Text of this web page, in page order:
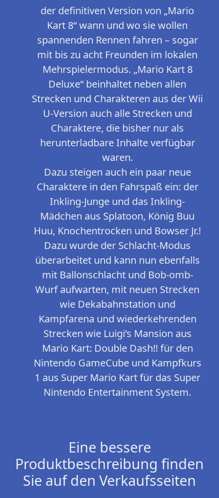
der definitiven Version von „Mario
Kart 8“ wann und wo sie wollen
spannenden Rennen fahren – sogar
mit bis zu acht Freunden im lokalen
Mehrspielermodus. „Mario Kart 8
Deluxe“ beinhaltet neben allen
Strecken und Charakteren aus der Wii
U-Version auch alle Strecken und
Charaktere, die bisher nur als
herunterladbare Inhalte verfügbar
waren.
Dazu steigen auch ein paar neue
Charaktere in den Fahrspaß ein: der
Inkling-Junge und das Inkling-
Mädchen aus Splatoon, König Buu
Huu, Knochentrocken und Bowser Jr.!
Dazu wurde der Schlacht-Modus
überarbeitet und kann nun ebenfalls
mit Ballonschlacht und Bob-omb-
Wurf aufwarten, mit neuen Strecken
wie Dekabahnstation und
Kampfarena und wiederkehrenden
Strecken wie Luigi‘s Mansion aus
Mario Kart: Double Dash!! für den
Nintendo GameCube und Kampfkurs
1 aus Super Mario Kart für das Super
Nintendo Entertainment System.
Eine bessere
Produktbeschreibung finden
Sie auf den Verkaufsseiten